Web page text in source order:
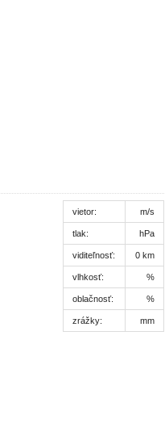
vietor: m/s
tlak: hPa
viditeľnosť: 0 km
vlhkosť: %
oblačnosť: %
zrážky: mm